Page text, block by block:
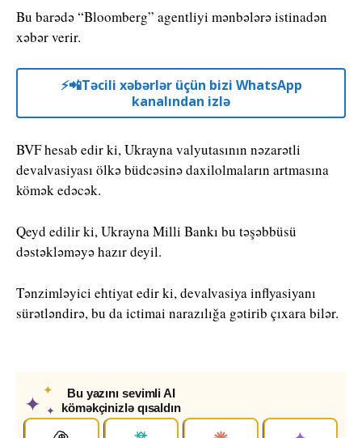
Bu barədə “Bloomberg” agentliyi mənbələrə istinadən
xəbər verir.
⚡️📲Təcili xəbərlər üçün bizi WhatsApp
kanalından izlə
BVF hesab edir ki, Ukrayna valyutasının nəzarətli
devalvasiyası ölkə büdcəsinə daxilolmaların artmasına
kömək edəcək.
Qeyd edilir ki, Ukrayna Milli Bankı bu təşəbbüsü
dəstəkləməyə hazır deyil.
Tənzimləyici ehtiyat edir ki, devalvasiya inflyasiyanı
sürətləndirə, bu da ictimai narazılığa gətirib çıxara bilər.
✦
✦
✦
Bu yazını sevimli AI
köməkçinizlə qısaldın